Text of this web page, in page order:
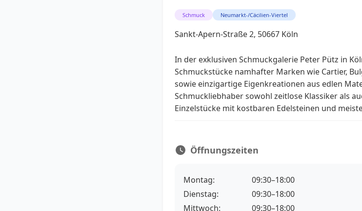
Schmuck Neumarkt-/Cäcilien-Viertel
Sankt-Apern-Straße 2, 50667 Köln
In der exklusiven Schmuckgalerie Peter Pütz in
Schmuckstücke namhafter Marken wie Cartier,
sowie einzigartige Eigenkreationen aus edlen
Schmuckliebhaber sowohl zeitlose Klassiker als
Einzelstücke mit kostbaren Edelsteinen und
Öffnungszeiten
Montag:
09:30–18:00
Dienstag:
09:30–18:00
Mittwoch:
09:30–18:00